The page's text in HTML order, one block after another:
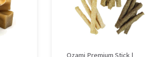
Ozami Premium Stick |